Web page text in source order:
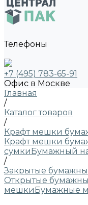
Телефоны
+7 (495) 783-65-91
Офис в Москве
Главная
/
Каталог товаров
/
Крафт мешки
Крафт мешки
сумки Бумажный
/
Закрытые
Открытые
мешки Бумажные